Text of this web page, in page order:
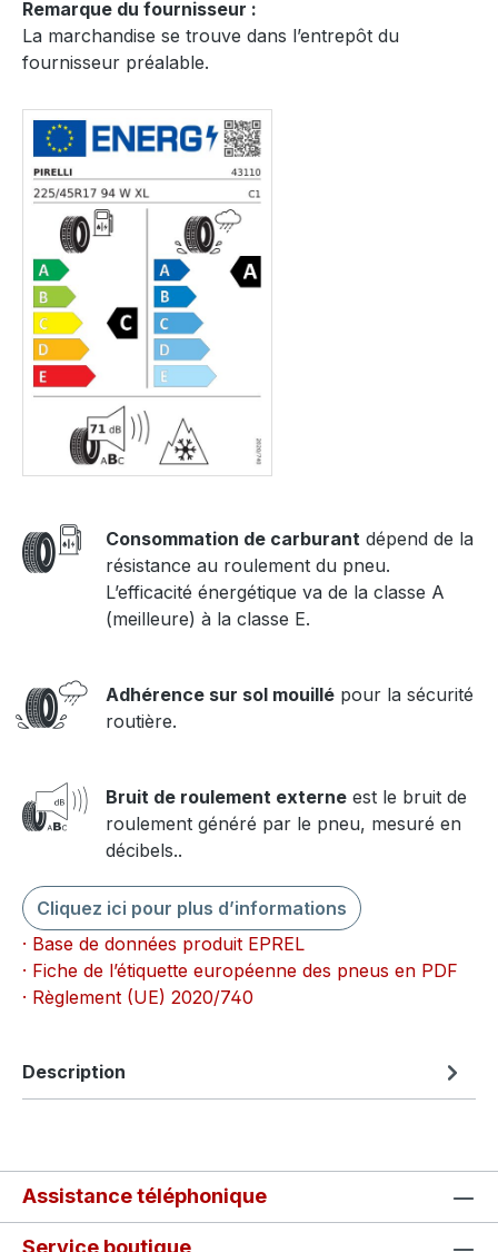
Remarque du fournisseur :
La marchandise se trouve dans l’entrepôt du
fournisseur préalable.
Consommation de carburant dépend de la
résistance au roulement du pneu.
L’efficacité énergétique va de la classe A
(meilleure) à la classe E.
Adhérence sur sol mouillé pour la sécurité
routière.
Bruit de roulement externe est le bruit de
roulement généré par le pneu, mesuré en
décibels..
Cliquez ici pour plus d’informations
· Base de données produit EPREL
· Fiche de l’étiquette européenne des pneus en PDF
· Règlement (UE) 2020/740
Description
Assistance téléphonique
Service boutique